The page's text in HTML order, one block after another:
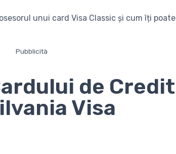
unui card Visa Classic și cum îți poate
Pubblicità
de Credit
Visa